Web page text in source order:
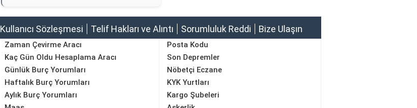
Kullanıcı Sözleşmesi Telif Hakları ve Alıntı Sorumluluk Reddi Bize Ulaşın
Zaman Çevirme Aracı
Kaç Gün Oldu Hesaplama Aracı
Günlük Burç Yorumları
Haftalık Burç Yorumları
Aylık Burç Yorumları
Posta Kodu
Son Depremler
Nöbetçi Eczane
KYK Yurtları
Kargo Şubeleri